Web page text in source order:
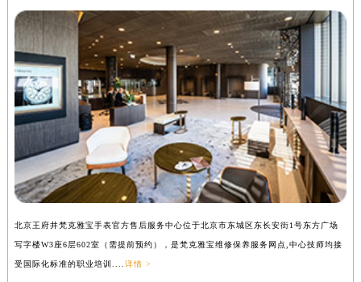
北京王府井梵克雅宝手表官方售后服务中心位于北京市东城区东长安街1号东方广场
写字楼W3座6层602室（需提前预约），是梵克雅宝维修保养服务网点,中心技师均接
受国际化标准的职业培训.... 详情 >